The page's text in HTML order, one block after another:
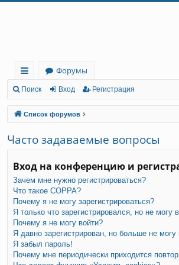
с
ы
лк
и
Форумы
Поиск Вход Регистрация
Список форумов
Часто задаваемые вопросы
Вход на конференцию и
Зачем мне нужно регистрироваться?
Что такое COPPA?
Почему я не могу зарегистрироваться?
Я только что зарегистрировался, но не могу
Почему я не могу войти?
Я давно зарегистрирован, но больше не могу
Я забыл пароль!
Почему мне периодически приходится